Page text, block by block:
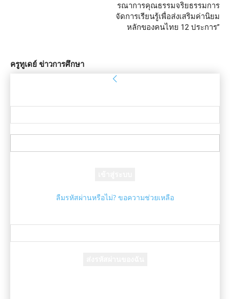
รณาการคุณธรรมจริยธรรมการ
จัดการเรียนรู้เพื่อส่งเสริมค่านิยม
หลักของคนไทย 12 ประการ”
ครูทูเดย์ ข่าวการศึกษา
ลืมรหัสผ่านหรือไม่? ขอความช่วยเหลือ